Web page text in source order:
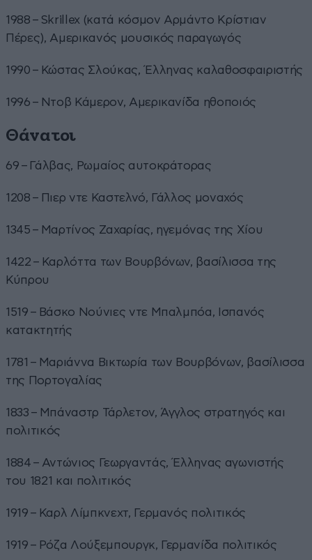
1988 – Skrillex (κατά κόσμον Αρμάντο Κρίστιαν
Πέρες), Αμερικανός μουσικός παραγωγός
1990 – Κώστας Σλούκας, Έλληνας καλαθοσφαιριστής
1996 – Ντοβ Κάμερον, Αμερικανίδα ηθοποιός
Θάνατοι
69 – Γάλβας, Ρωμαίος αυτοκράτορας
1208 – Πιερ ντε Καστελνό, Γάλλος μοναχός
1345 – Μαρτίνος Ζαχαρίας, ηγεμόνας της Χίου
1422 – Καρλόττα των Βουρβόνων, βασίλισσα της
Κύπρου
1519 – Βάσκο Νούνιες ντε Μπαλμπόα, Ισπανός
κατακτητής
1781 – Μαριάννα Βικτωρία των Βουρβόνων, βασίλισσα
της Πορτογαλίας
1833 – Μπάναστρ Τάρλετον, Άγγλος στρατηγός και
πολιτικός
1884 – Αντώνιος Γεωργαντάς, Έλληνας αγωνιστής
του 1821 και πολιτικός
1919 – Καρλ Λίμπκνεχτ, Γερμανός πολιτικός
1919 – Ρόζα Λούξεμπουργκ, Γερμανίδα πολιτικός